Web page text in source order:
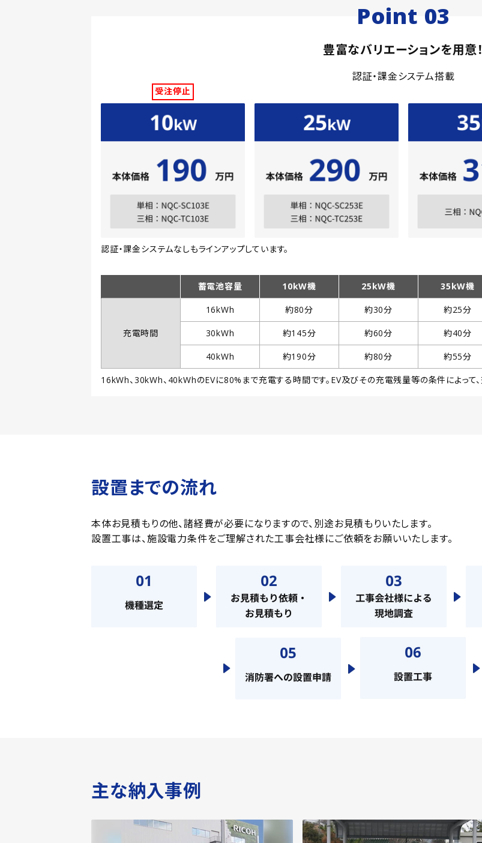
Point 03
豊富なバリエーションを用意！
認証・課金システム搭載
受注停止
認証・課金システムなしもラインアップしています。
蓄電池容量 10kW機 25kW機 35kW機
充電時間
16kWh 約80分 約30分 約25分
30kWh 約145分 約60分 約40分
40kWh 約190分 約80分 約55分
16kWh、30kWh、40kWhのEVに80%まで充電する時間です。EV及びその充電残量等の条件によって
設置までの流れ
本体お見積もりの他、諸経費が必要になりますので、別途お見積もりいたします。
設置工事は、施設電力条件をご理解された工事会社様にご依頼をお願いいたします。
主な納入事例